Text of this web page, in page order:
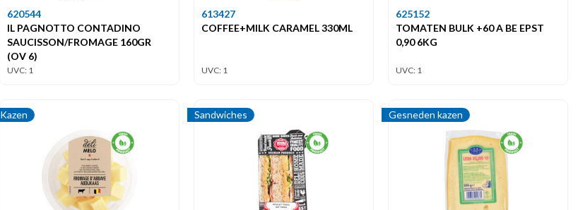
620544
IL PAGNOTTO CONTADINO
SAUCISSON/FROMAGE 160GR
(OV 6)
UVC: 1
613427
COFFEE+MILK CARAMEL 330ML
UVC: 1
625152
TOMATEN BULK +60 A BE EPST
0,90 6KG
UVC: 1
Kazen Sandwiches Gesneden kazen